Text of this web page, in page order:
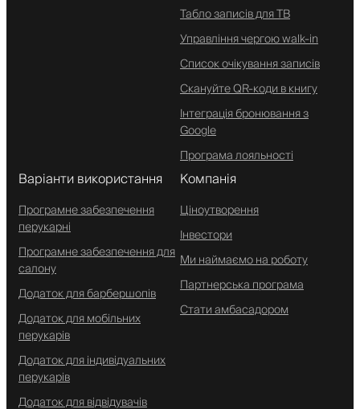
Табло записів для ТВ
Управління чергою walk-in
Список очікування записів
Скануйте QR-коди в книгу
Інтеграція бронювання з
Google
Програма лояльності
Варіанти використання
Програмне забезпечення
перукарні
Програмне забезпечення для
салону
Додаток для барбершопів
Додаток для мобільних
перукарів
Додаток для індивідуальних
перукарів
Додаток для відвідувачів
Компанія
Ціноутворення
Інвестори
Ми наймаємо на роботу
Партнерська програма
Стати амбасадором